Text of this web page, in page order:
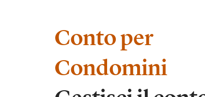
Conto per
Condomini